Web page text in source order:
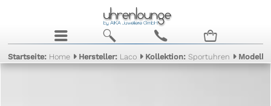
j b c n
Startseite: Home Hersteller: Laco Kollektion:Sportuhren Modell: